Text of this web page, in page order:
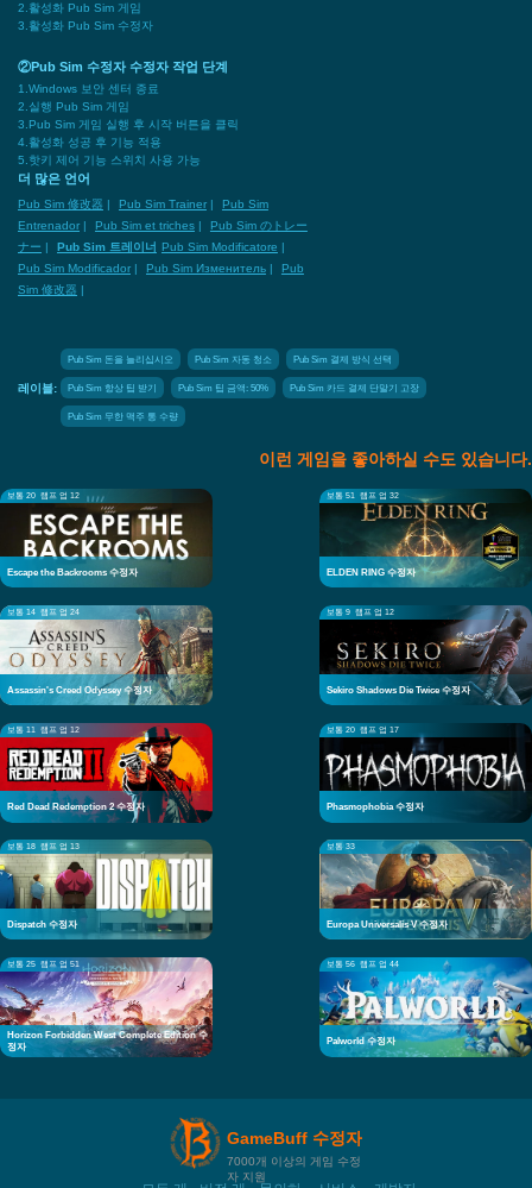
2.활성화 Pub Sim 게임
3.활성화 Pub Sim 수정자
②Pub Sim 수정자 수정자 작업 단계
1.Windows 보안 센터 종료
2.실행 Pub Sim 게임
3.Pub Sim 게임 실행 후 시작 버튼을 클릭
4.활성화 성공 후 기능 적용
5.핫키 제어 기능 스위치 사용 가능
더 많은 언어
Pub Sim 修改器 | Pub Sim Trainer |
Pub Sim
Entrenador | Pub Sim et triches |
Pub Sim のトレー
ナー | Pub Sim 트레이너 Pub Sim Modificatore |
Pub Sim Modificador | Pub Sim Изменитель |
Pub
Sim 修改器 |
레이블:
Pub Sim 돈을 늘리십시오 Pub Sim 자동 청소 Pub Sim 결제 방식 선택
Pub Sim 항상 팁 받기 Pub Sim 팁 금액: 50% Pub Sim 카드 결제 단말기 고장
Pub Sim 무한 맥주 통 수량
이런 게임을 좋아하실 수도 있습니다.
보통 20 램프 업 12
Escape the Backrooms 수정자
보통 51 램프 업 32
ELDEN RING 수정자
보통 14 램프 업 24
Assassin's Creed Odyssey 수정자
보통 9 램프 업 12
Sekiro Shadows Die Twice 수정자
보통 11 램프 업 12
Red Dead Redemption 2 수정자
보통 20 램프 업 17
Phasmophobia 수정자
보통 18 램프 업 13
Dispatch 수정자
보통 33
Europa Universalis V 수정자
보통 25 램프 업 51
Horizon Forbidden West Complete Edition 수
정자
보통 56 램프 업 44
Palworld 수정자
GameBuff 수정자
7000개 이상의 게임 수정
자 지원